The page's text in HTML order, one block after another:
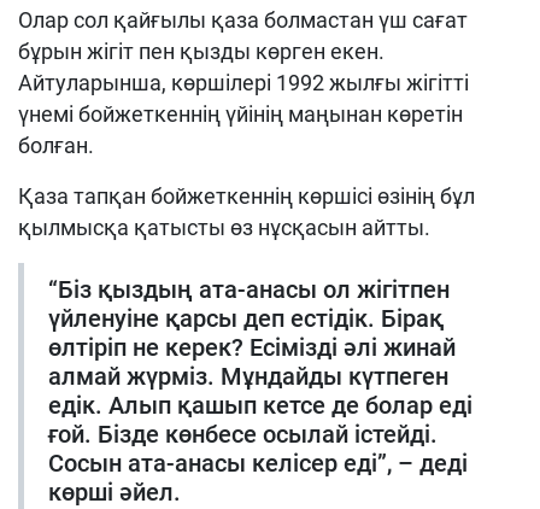
Олар сол қайғылы қаза болмастан үш сағат
бұрын жігіт пен қызды көрген екен.
Айтуларынша, көршілері 1992 жылғы жігітті
үнемі бойжеткеннің үйінің маңынан көретін
болған.
Қаза тапқан бойжеткеннің көршісі өзінің бұл
қылмысқа қатысты өз нұсқасын айтты.
“Біз қыздың ата-анасы ол жігітпен
үйленуіне қарсы деп естідік. Бірақ
өлтіріп не керек? Есімізді әлі жинай
алмай жүрміз. Мұндайды күтпеген
едік. Алып қашып кетсе де болар еді
ғой. Бізде көнбесе осылай істейді.
Сосын ата-анасы келісер еді”, – деді
көрші әйел.